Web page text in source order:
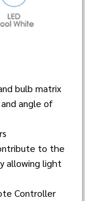
bulb matrix
angle of
to the
allowing light
Controller